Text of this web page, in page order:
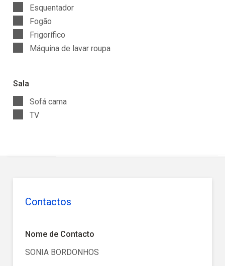
Esquentador
Fogão
Frigorífico
Máquina de lavar roupa
Sala
Sofá cama
TV
Contactos
Nome de Contacto
SONIA BORDONHOS